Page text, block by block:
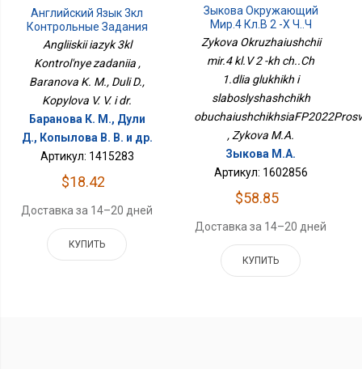
Английский Язык 3кл
Контрольные Задания
Angliiskii iazyk 3kl
Kontrol'nye zadaniia ,
Baranova K. M., Duli D.,
Kopylova V. V. i dr.
Баранова К. М., Дули
Д., Копылова В. В. и др.
Артикул: 1415283
$18.42
Доставка за 14–20 дней
КУПИТЬ
Зыкова Окружающий
Мир.4 Кл.В 2 -х Ч..Ч
1.для Глухих И
Zykova Okruzhaiushchii
mir.4 kl.V 2 -kh ch..Ch
1.dlia glukhikh i
slaboslyshashchikh
, Zykova M.A.
Зыкова М.А.
Артикул: 1602856
$58.85
Доставка за 14–20 дней
КУПИТЬ